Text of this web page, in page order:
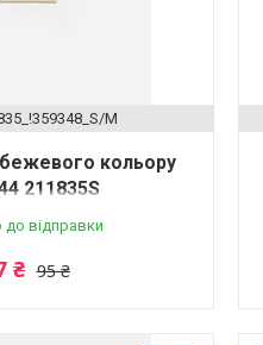
M
бежевого кольору
211835S
до відправки
95 ₴
₴